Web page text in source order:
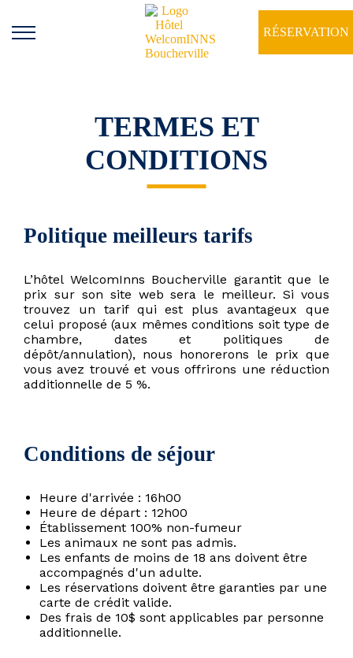
RÉSERVATION
TERMES ET
CONDITIONS
Politique meilleurs tarifs
L’hôtel WelcomInns Boucherville garantit que le
prix sur son site web sera le meilleur. Si vous
trouvez un tarif qui est plus avantageux que
celui proposé (aux mêmes conditions soit type de
chambre, dates et politiques de
dépôt/annulation), nous honorerons le prix que
vous avez trouvé et vous offrirons une réduction
additionnelle de 5 %.
Conditions de séjour
Heure d'arrivée : 16h00
Heure de départ : 12h00
Établissement 100% non-fumeur
Les animaux ne sont pas admis.
Les enfants de moins de 18 ans doivent être
accompagnés d'un adulte.
Les réservations doivent être garanties par une
carte de crédit valide.
Des frais de 10$ sont applicables par personne
additionnelle.